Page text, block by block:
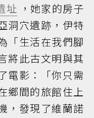
址 ，她家的房子
洞穴遺跡，伊特
「生活在我們腳
將此古文明與其
電影：「你只需
鄉間的旅館住上
，發現了維蘭諾